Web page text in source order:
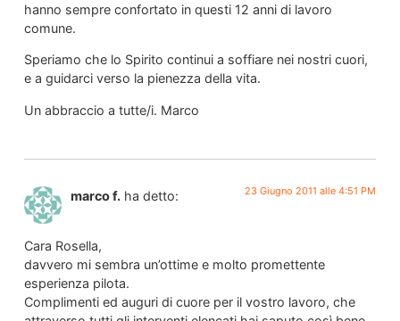
hanno sempre confortato in questi 12 anni di lavoro
comune.
Speriamo che lo Spirito continui a soffiare nei nostri cuori,
e a guidarci verso la pienezza della vita.
Un abbraccio a tutte/i. Marco
marco f. ha detto: 23 Giugno 2011 alle 4:51 PM
Cara Rosella,
davvero mi sembra un’ottime e molto promettente
esperienza pilota.
Complimenti ed auguri di cuore per il vostro lavoro, che